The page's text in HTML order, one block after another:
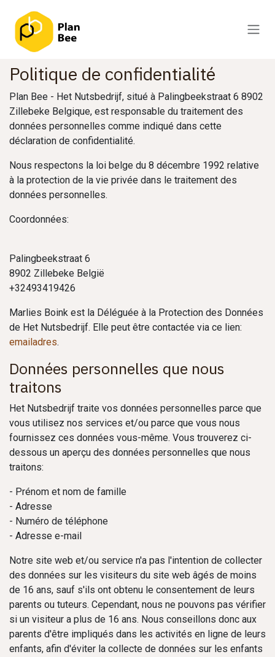
Politique de confidentialité
Plan Bee - Het Nutsbedrijf, situé à Palingbeekstraat 6 8902
Zillebeke Belgique, est responsable du traitement des
données personnelles comme indiqué dans cette
déclaration de confidentialité.
Nous respectons la loi belge du 8 décembre 1992 relative
à la protection de la vie privée dans le traitement des
données personnelles.
Coordonnées:
Palingbeekstraat 6
8902 Zillebeke België
+32493419426
Marlies Boink est la Déléguée à la Protection des Données
de Het Nutsbedrijf. Elle peut être contactée via ce lien:
emailadres.
Données personnelles que nous
traitons
Het Nutsbedrijf traite vos données personnelles parce que
vous utilisez nos services et/ou parce que vous nous
fournissez ces données vous-même. Vous trouverez ci-
dessous un aperçu des données personnelles que nous
traitons:
- Prénom et nom de famille
- Adresse
- Numéro de téléphone
- Adresse e-mail
Notre site web et/ou service n'a pas l'intention de collecter
des données sur les visiteurs du site web âgés de moins
de 16 ans, sauf s'ils ont obtenu le consentement de leurs
parents ou tuteurs. Cependant, nous ne pouvons pas vérifier
si un visiteur a plus de 16 ans. Nous conseillons donc aux
parents d'être impliqués dans les activités en ligne de leurs
enfants, afin d'éviter la collecte de données sur les enfants